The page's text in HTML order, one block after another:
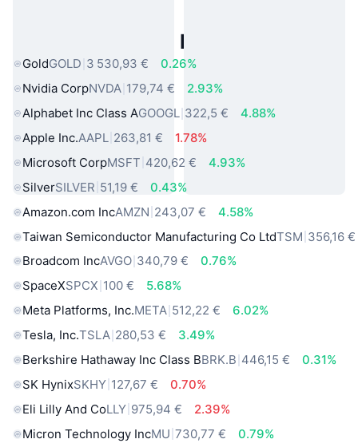
Actifs du Monde Réel Populaires
GoldGOLD 3 530,93 €
0.26%
Nvidia CorpNVDA 179,74 €
2.93%
Alphabet Inc Class AGOOGL 322,5 €
4.88%
Apple Inc.AAPL 263,81 €
1.78%
Microsoft CorpMSFT 420,62 €
4.93%
SilverSILVER 51,19 €
0.43%
Amazon.com IncAMZN 243,07 €
4.58%
Taiwan Semiconductor Manufacturing Co LtdTSM 356,16 €
Broadcom IncAVGO 340,79 €
0.76%
SpaceXSPCX 100 €
5.68%
Meta Platforms, Inc.META 512,22 €
6.02%
Tesla, Inc.TSLA 280,53 €
3.49%
Berkshire Hathaway Inc Class BBRK.B 446,15 €
0.31%
SK HynixSKHY 127,67 €
0.70%
Eli Lilly And CoLLY 975,94 €
2.39%
Micron Technology IncMU 730,77 €
0.79%